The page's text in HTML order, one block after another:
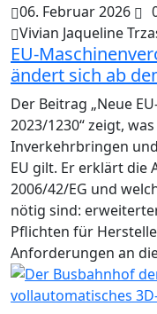
06. Februar 2026
Vivian Jaqueline
EU-
ändert sich ab
Der Beitrag „Neue
2023/1230“ zeigt,
Inverkehrbringen
EU gilt. Er erklärt die
2006/42/EG und
nötig sind:
Pflichten für
Anforderungen an